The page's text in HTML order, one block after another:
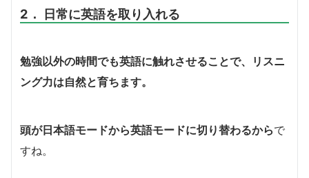
2． 日常に英語を取り入れる
勉強以外の時間でも英語に触れさせることで、リスニ
ング力は自然と育ちます。
頭が日本語モードから英語モードに切り替わるからで
すね。